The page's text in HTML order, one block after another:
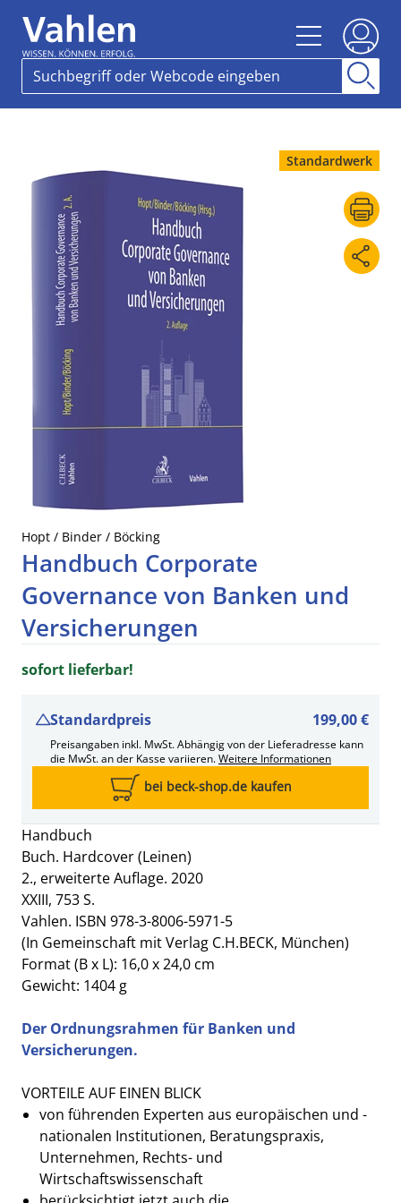
Standardwerk
Hopt / Binder / Böcking
Handbuch Corporate
Governance von Banken und
Versicherungen
Handbuch
Buch. Hardcover (Leinen)
2., erweiterte Auflage. 2020
XXIII, 753 S.
Vahlen. ISBN 978-3-8006-5971-5
(In Gemeinschaft mit Verlag C.H.BECK, München)
Format (B x L): 16,0 x 24,0 cm
Gewicht: 1404 g
Der Ordnungsrahmen für Banken und
Versicherungen.
VORTEILE AUF EINEN BLICK
von führenden Experten aus europäischen und ­
nationalen Institutionen, Beratungspraxis,
Unternehmen, Rechts- und
Wirtschaftswissenschaft
sofort lieferbar!
Standardpreis 199,00 €
Preisangaben inkl. MwSt. Abhängig von der Lieferadresse kann
die MwSt. an der Kasse variieren.Weitere Informationen
bei beck-shop.de kaufen